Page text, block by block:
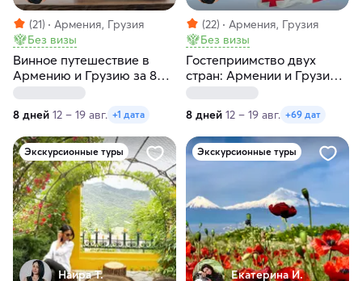
(21)
Армения, Грузия
Без визы
Винное путешествие в
Армению и Грузию за 8
8 дней 12 – 19 авг. +1 дата
(22)
Армения, Грузия
Без визы
Гостеприимство двух
стран: Армении и Грузии
8 дней 12 – 19 авг. +69 дат
Экскурсионные туры
Наира Т.
Экскурсионные туры
Екатерина И.